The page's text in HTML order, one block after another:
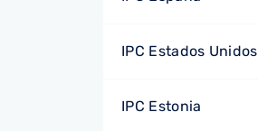
IPC Estados Unidos
IPC Estonia